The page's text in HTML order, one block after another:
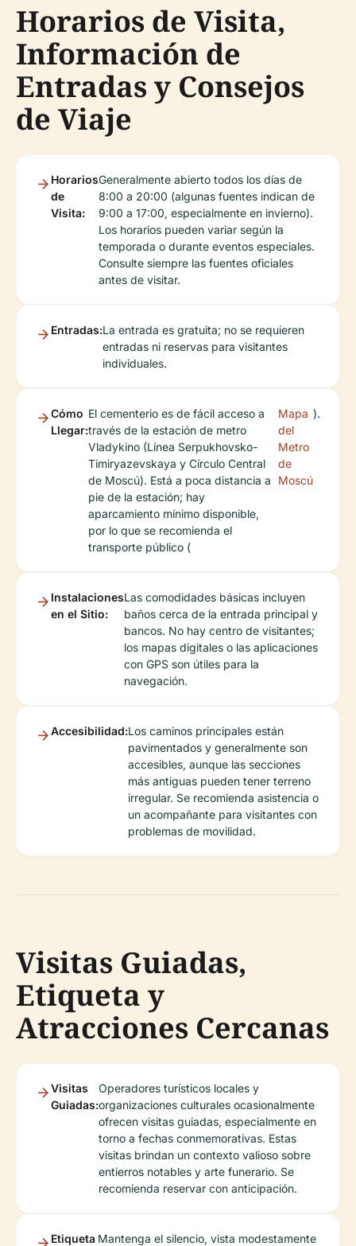
Horarios de Visita,
Información de
Entradas y Consejos
de Viaje
Horarios
de
Visita:
Generalmente abierto todos los días de
8:00 a 20:00 (algunas fuentes indican de
9:00 a 17:00, especialmente en invierno).
Los horarios pueden variar según la
temporada o durante eventos especiales.
Consulte siempre las fuentes oficiales
antes de visitar.
Entradas:La entrada es gratuita; no se requieren
entradas ni reservas para visitantes
individuales.
Cómo
Llegar:
El cementerio es de fácil acceso a
través de la estación de metro
Vladykino (Línea Serpukhovsko-
Timiryazevskaya y Círculo Central
de Moscú). Está a poca distancia a
pie de la estación; hay
aparcamiento mínimo disponible,
por lo que se recomienda el
transporte público (
Mapa
del
Metro
de
Moscú
).
Instalaciones
en el Sitio:
Las comodidades básicas incluyen
baños cerca de la entrada principal y
bancos. No hay centro de visitantes;
los mapas digitales o las aplicaciones
con GPS son útiles para la
navegación.
Accesibilidad:Los caminos principales están
pavimentados y generalmente son
accesibles, aunque las secciones
más antiguas pueden tener terreno
irregular. Se recomienda asistencia o
un acompañante para visitantes con
problemas de movilidad.
Visitas Guiadas,
Etiqueta y
Atracciones Cercanas
Visitas
Guiadas:
Operadores turísticos locales y
organizaciones culturales ocasionalmente
ofrecen visitas guiadas, especialmente en
torno a fechas conmemorativas. Estas
visitas brindan un contexto valioso sobre
entierros notables y arte funerario. Se
recomienda reservar con anticipación.
Etiqueta Mantenga el silencio, vista modestamente